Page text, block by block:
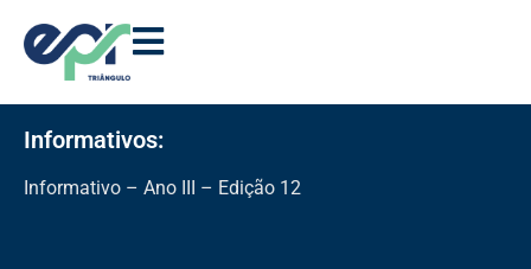
Informativos:
Informativo – Ano III – Edição 12